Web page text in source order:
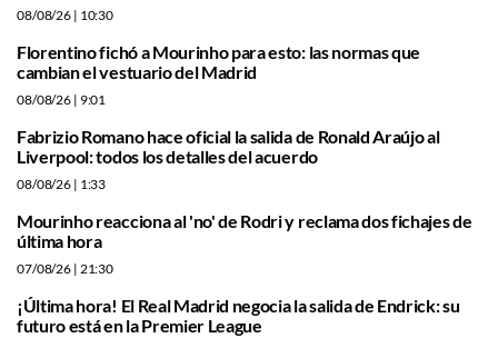
08/08/26 | 10:30
Florentino fichó a Mourinho para esto: las normas que
cambian el vestuario del Madrid
08/08/26 | 9:01
Fabrizio Romano hace oficial la salida de Ronald Araújo al
Liverpool: todos los detalles del acuerdo
08/08/26 | 1:33
Mourinho reacciona al 'no' de Rodri y reclama dos fichajes de
última hora
07/08/26 | 21:30
¡Última hora! El Real Madrid negocia la salida de Endrick: su
futuro está en la Premier League